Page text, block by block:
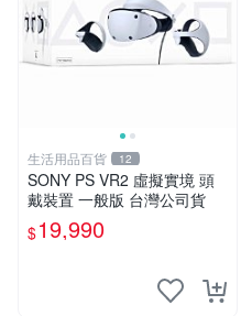
生活用品百貨 12
SONY PS VR2 虛擬實境 頭
戴裝置 一般版 台灣公司貨
$19,990